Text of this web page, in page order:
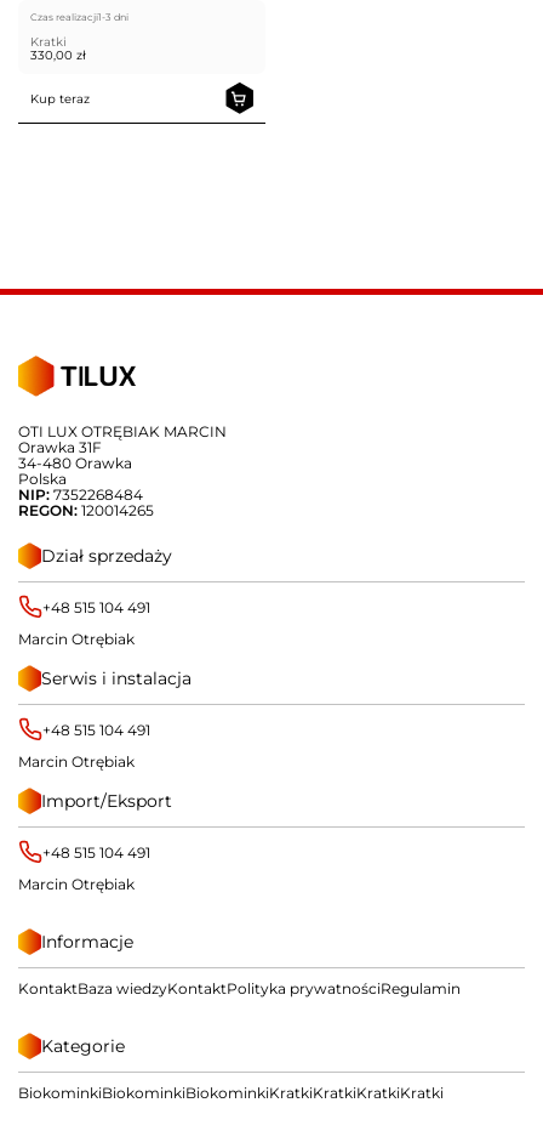
Czas realizacji1-3 dni
Kratki
330,00 zł
Kup teraz
OTI LUX OTRĘBIAK MARCIN
Orawka 31F
34-480 Orawka
Polska
NIP: 7352268484
REGON: 120014265
Dział sprzedaży
+48 515 104 491
Marcin Otrębiak
Serwis i instalacja
+48 515 104 491
Marcin Otrębiak
Import/Eksport
+48 515 104 491
Marcin Otrębiak
Informacje
KontaktBaza wiedzyKontaktPolityka prywatnościRegulamin
Kategorie
BiokominkiBiokominkiBiokominkiKratkiKratkiKratkiKratki